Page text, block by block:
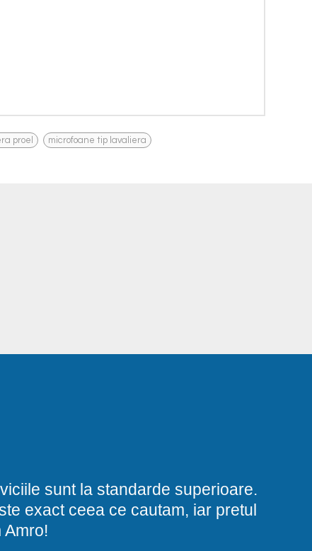
proel microfoane tip lavaliera
sunt la standarde superioare.
exact ceea ce cautam, iar pretul